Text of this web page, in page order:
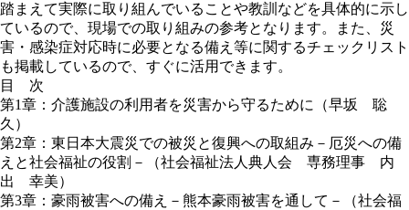
踏まえて実際に取り組んでいることや教訓などを具体的に示し
ているので、現場での取り組みの参考となります。また、災
害・感染症対応時に必要となる備え等に関するチェックリスト
も掲載しているので、すぐに活用できます。
目 次
第1章：介護施設の利用者を災害から守るために（早坂 聡
久）
第2章：東日本大震災での被災と復興への取組み－厄災への備
えと社会福祉の役割－（社会福祉法人典人会 専務理事 内
出 幸美）
第3章：豪雨被害への備え－熊本豪雨被害を通して－（社会福